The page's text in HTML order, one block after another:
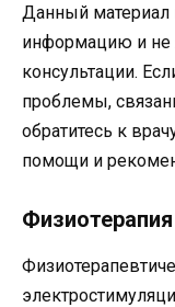
Данный материал
информацию и не
консультации.
проблемы,
обратитесь к
помощи и